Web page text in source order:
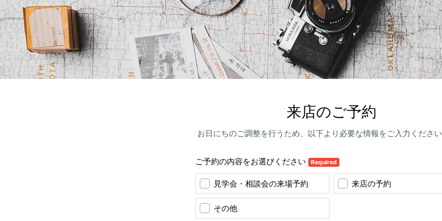
来店のご予約
お日にちのご調整を行うため、以下より必要な情報をご入力くださ
ご予約の内容をお選びください Required
見学会・相談会の来場予約 来店の予約
その他